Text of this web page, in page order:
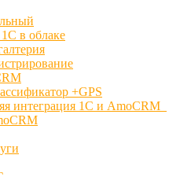
в облаке
+GPS
интеграция 1С и AmoCRM